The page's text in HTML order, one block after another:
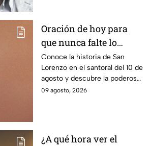
Oración de hoy para
que nunca falte lo
necesario en casa: La
plegaria para pedirle a
San Lorenzo por
sustento este 10 de
Conoce la historia de San
Lorenzo en el santoral del 10 de
agosto y descubre la poderosa
oración para pedir sustento,
09 agosto, 2026
¿A qué hora ver el